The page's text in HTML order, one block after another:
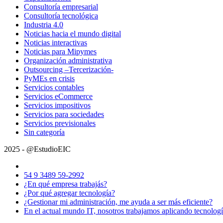
Consultoría empresarial
Consultoría tecnológica
Industria 4.0
Noticias hacia el mundo digital
Noticias interactivas
Noticias para Mipymes
Organización administrativa
Outsourcing –Tercerización-
PyMEs en crisis
Servicios contables
Servicios eCommerce
Servicios impositivos
Servicios para sociedades
Servicios previsionales
Sin categoría
2025 - @EstudioEIC
54 9 3489 59-2992
¿En qué empresa trabajás?
¿Por qué agregar tecnología?
¿Gestionar mi administración, me ayuda a ser más eficiente?
En el actual mundo IT, nosotros trabajamos aplicando